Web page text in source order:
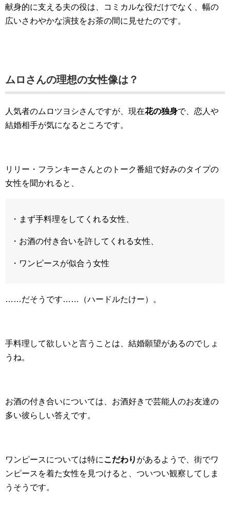
献身的に支える夫の役は、コミカルな役だけでなく、幅の
広いさわやかな演技をお茶の間に見せたのです。
ムロさんの理想の女性像は？
人気者のムロツヨシさんですが、現在花の独身で、恋人や
結婚相手が気になるところです。
リリー・フランキーさんとのトーク番組で好みのタイプの
女性を聞かれると、
・まず手料理をしてくれる女性、
・お酒の付き合いを許してくれる女性、
・ワンピースが似合う女性
……だそうです……（ハードルたけー）。
手料理して欲しいと言うことは、結婚願望があるのでしょ
うね。
お酒の付き合いについては、お酒好きで芸能人のお友達の
多い彼らしい答えです。
ワンピースについては特にこだわり があるようで、街でワ
ンピースを着た女性を見つけると、ついつい観察してしま
うそうです。